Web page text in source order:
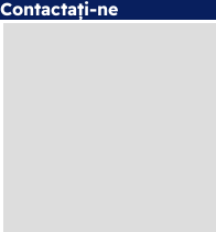
Contactați-ne